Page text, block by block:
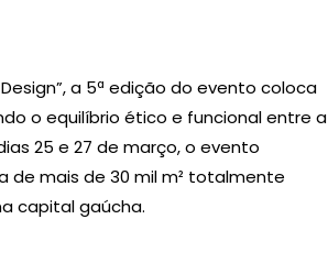
a 5ª edição do evento coloca
o equilíbrio ético e funcional entre a
25 e 27 de março, o evento
de mais de 30 mil m² totalmente
capital gaúcha.